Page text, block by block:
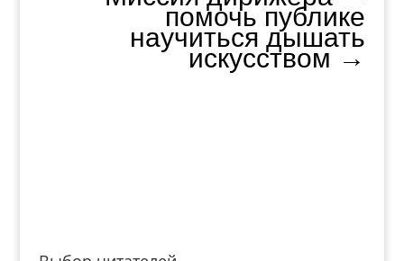
помочь публике
научиться дышать
искусством →